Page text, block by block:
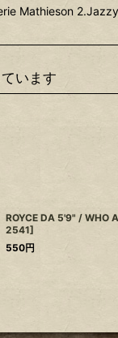
Mathieson
います
ROYCE DA 5'9" / WHO
2541]
550円